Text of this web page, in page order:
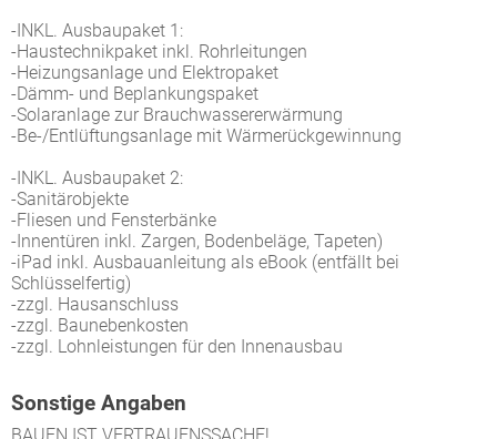
-INKL. Ausbaupaket 1:
-Haustechnikpaket inkl. Rohrleitungen
-Heizungsanlage und Elektropaket
-Dämm- und Beplankungspaket
-Solaranlage zur Brauchwassererwärmung
-Be-/Entlüftungsanlage mit Wärmerückgewinnung
-INKL. Ausbaupaket 2:
-Sanitärobjekte
-Fliesen und Fensterbänke
-Innentüren inkl. Zargen, Bodenbeläge, Tapeten)
-iPad inkl. Ausbauanleitung als eBook (entfällt bei
Schlüsselfertig)
-zzgl. Hausanschluss
-zzgl. Baunebenkosten
-zzgl. Lohnleistungen für den Innenausbau
Sonstige Angaben
BAUEN IST VERTRAUENSSACHE!